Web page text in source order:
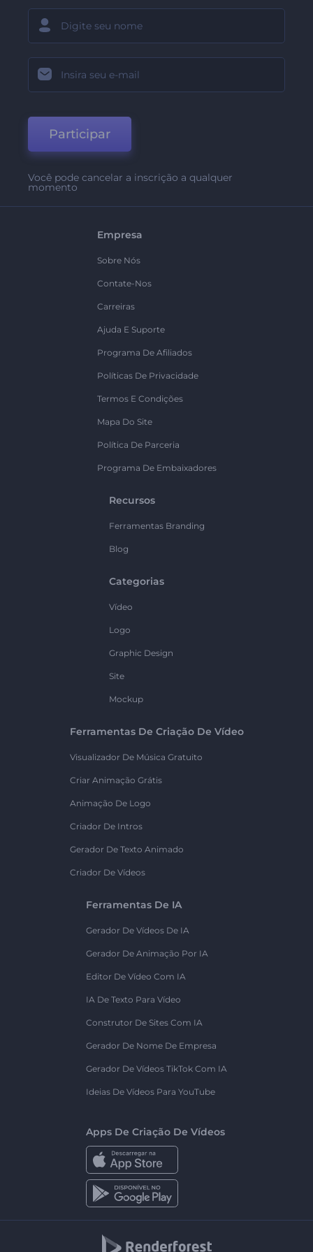
Participar
Você pode cancelar a inscrição a qualquer
momento
Empresa
Sobre Nós
Contate-Nos
Carreiras
Ajuda E Suporte
Programa De Afiliados
Políticas De Privacidade
Termos E Condições
Mapa Do Site
Política De Parceria
Programa De Embaixadores
Recursos
Ferramentas Branding
Blog
Categorias
Vídeo
Logo
Graphic Design
Site
Mockup
Ferramentas De Criação De Vídeo
Visualizador De Música Gratuito
Criar Animação Grátis
Animação De Logo
Criador De Intros
Gerador De Texto Animado
Criador De Vídeos
Ferramentas De IA
Gerador De Vídeos De IA
Gerador De Animação Por IA
Editor De Vídeo Com IA
IA De Texto Para Vídeo
Construtor De Sites Com IA
Gerador De Nome De Empresa
Gerador De Vídeos TikTok Com IA
Ideias De Vídeos Para YouTube
Apps De Criação De Vídeos